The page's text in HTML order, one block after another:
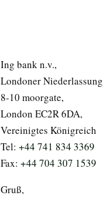
Ing bank n.v.,
Londoner Niederlassung
8-10 moorgate,
London EC2R 6DA,
Vereinigtes Königreich
Tel: +44 741 834 3369
Fax: +44 704 307 1539
Gruß,